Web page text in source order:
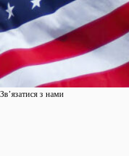
Зв’язатися з нами